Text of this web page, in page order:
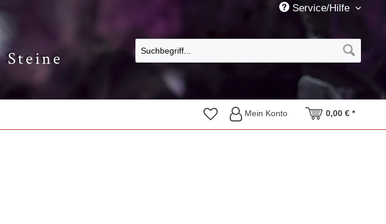
Service/Hilfe
Steine
Mein Konto 0,00 € *